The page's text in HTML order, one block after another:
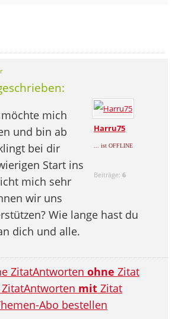
Harru75
... ist OFFLINE
Beiträge:6
mich
und bin ab
bei dir
Start ins
mich sehr
wir uns
Wie lange hast du
dich und alle.
Antworten ohne Zitat
Antworten mit Zitat
Abo bestellen